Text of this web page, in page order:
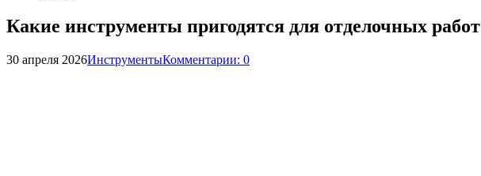
Какие инструменты пригодятся для отделочных работ
30 апреля 2026ИнструментыКомментарии: 0